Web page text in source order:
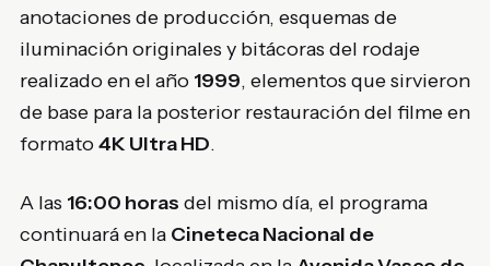
anotaciones de producción, esquemas de
iluminación originales y bitácoras del rodaje
realizado en el año 1999, elementos que sirvieron
de base para la posterior restauración del filme en
formato4K Ultra HD.
A las 16:00 horas del mismo día, el programa
continuará en la Cineteca Nacional de